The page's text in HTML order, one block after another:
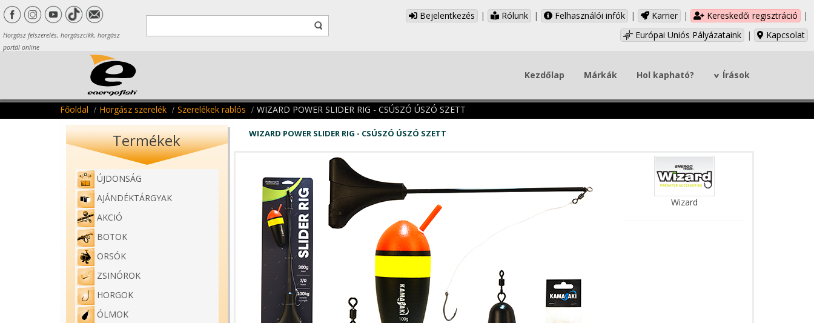
Horgász felszerelés, horgászcikk, horgász
portál online
Bejelentkezés | Rólunk | Felhasználói infók | Karrier | Kereskedői regisztráció
|
Európai Uniós Pályázataink
| Kapcsolat
Kezdőlap Márkák Hol kapható? Írások
Főoldal Horgász szerelék Szerelékek rablós WIZARD POWER SLIDER RIG - CSÚSZÓ ÚSZÓ SZETT
Termékek
ÚJDONSÁG
AJÁNDÉKTÁRGYAK
AKCIÓ
BOTOK
ORSÓK
ZSINÓROK
HORGOK
ÓLMOK
WIZARD POWER SLIDER RIG - CSÚSZÓ ÚSZÓ SZETT
Wizard